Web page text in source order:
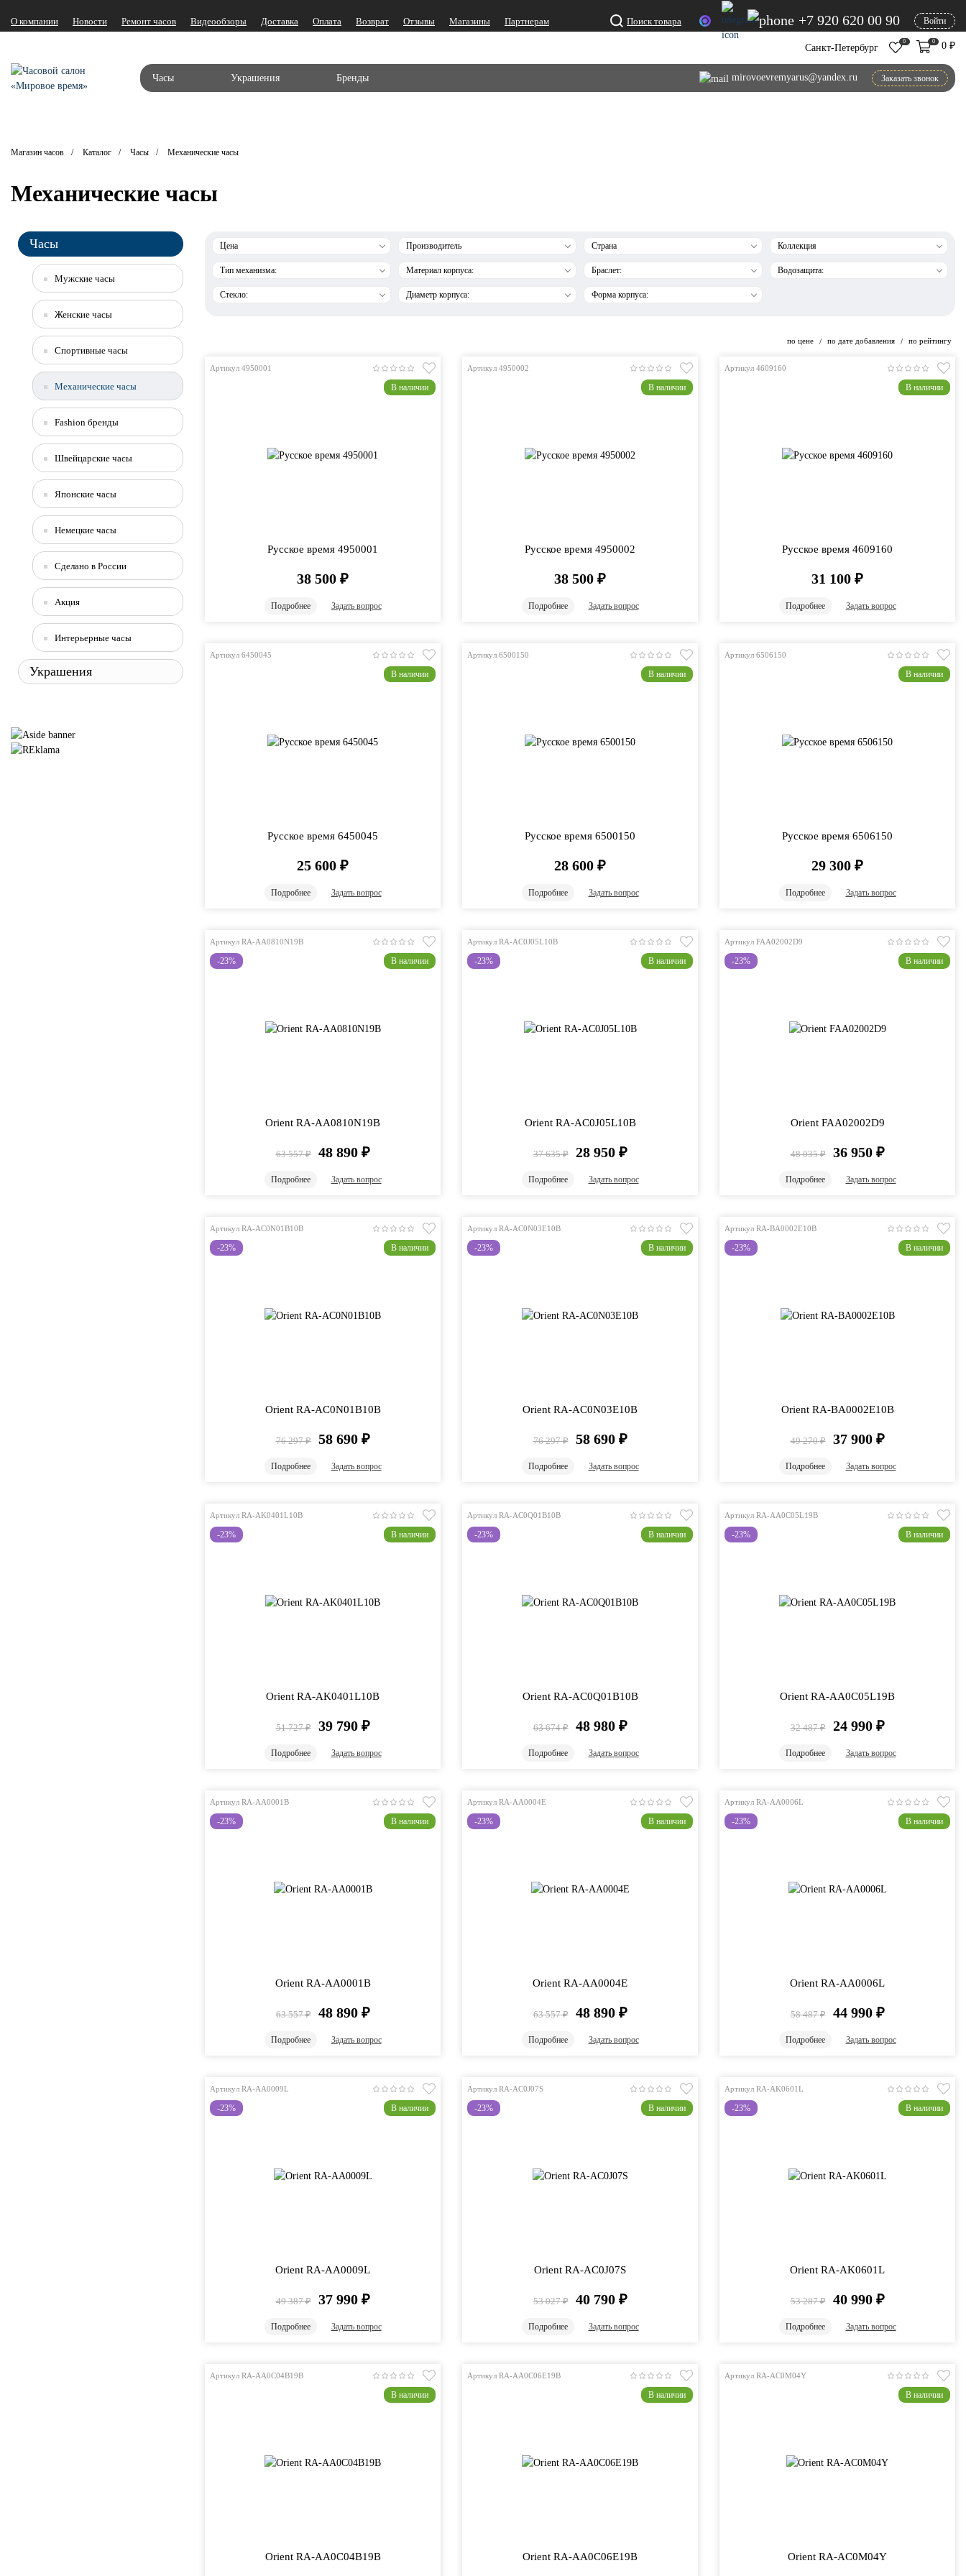
О компании Новости Ремонт часов Видеообзоры Доставка Оплата Возврат Отзывы Магазины Партнерам Поиск товара +7 920 620 00 90 Войти
Санкт-Петербург
0 0 0 ₽
Часы Украшения Бренды mirovoevremyarus@yandex.ru Заказать звонок
Магазин часов Каталог Часы Механические часы
Механические часы
Часы
Мужские часы
Женские часы
Спортивные часы
Механические часы
Fashion бренды
Швейцарские часы
Японские часы
Немецкие часы
Сделано в России
Акция
Интерьерные часы
Украшения
Цена Производитель Страна Коллекция
Тип механизма: Материал корпуса: Браслет: Водозащита:
Стекло: Диаметр корпуса: Форма корпуса:
по цене / по дате добавления / по рейтингу
Артикул 4950001
В наличии
Русское время 4950001
38 500 ₽
Подробнее Задать вопрос
Артикул 4950002
В наличии
Русское время 4950002
38 500 ₽
Подробнее Задать вопрос
Артикул 4609160
В наличии
Русское время 4609160
31 100 ₽
Подробнее Задать вопрос
Артикул 6450045
В наличии
Русское время 6450045
25 600 ₽
Подробнее Задать вопрос
Артикул 6500150
В наличии
Русское время 6500150
28 600 ₽
Подробнее Задать вопрос
Артикул 6506150
В наличии
Русское время 6506150
29 300 ₽
Подробнее Задать вопрос
Артикул RA-AA0810N19B
-23% В наличии
Orient RA-AA0810N19B
63 557 ₽ 48 890 ₽
Подробнее Задать вопрос
Артикул RA-AC0J05L10B
-23% В наличии
Orient RA-AC0J05L10B
37 635 ₽ 28 950 ₽
Подробнее Задать вопрос
Артикул FAA02002D9
-23% В наличии
Orient FAA02002D9
48 035 ₽ 36 950 ₽
Подробнее Задать вопрос
Артикул RA-AC0N01B10B
-23% В наличии
Orient RA-AC0N01B10B
76 297 ₽ 58 690 ₽
Подробнее Задать вопрос
Артикул RA-AC0N03E10B
-23% В наличии
Orient RA-AC0N03E10B
76 297 ₽ 58 690 ₽
Подробнее Задать вопрос
Артикул RA-BA0002E10B
-23% В наличии
Orient RA-BA0002E10B
49 270 ₽ 37 900 ₽
Подробнее Задать вопрос
Артикул RA-AK0401L10B
-23% В наличии
Orient RA-AK0401L10B
51 727 ₽ 39 790 ₽
Подробнее Задать вопрос
Артикул RA-AC0Q01B10B
-23% В наличии
Orient RA-AC0Q01B10B
63 674 ₽ 48 980 ₽
Подробнее Задать вопрос
Артикул RA-AA0C05L19B
-23% В наличии
Orient RA-AA0C05L19B
32 487 ₽ 24 990 ₽
Подробнее Задать вопрос
Артикул RA-AA0001B
-23% В наличии
Orient RA-AA0001B
63 557 ₽ 48 890 ₽
Подробнее Задать вопрос
Артикул RA-AA0004E
-23% В наличии
Orient RA-AA0004E
63 557 ₽ 48 890 ₽
Подробнее Задать вопрос
Артикул RA-AA0006L
-23% В наличии
Orient RA-AA0006L
58 487 ₽ 44 990 ₽
Подробнее Задать вопрос
Артикул RA-AA0009L
-23% В наличии
Orient RA-AA0009L
49 387 ₽ 37 990 ₽
Подробнее Задать вопрос
Артикул RA-AC0J07S
-23% В наличии
Orient RA-AC0J07S
53 027 ₽ 40 790 ₽
Подробнее Задать вопрос
Артикул RA-AK0601L
-23% В наличии
Orient RA-AK0601L
53 287 ₽ 40 990 ₽
Подробнее Задать вопрос
Артикул RA-AA0C04B19B
В наличии
Orient RA-AA0C04B19B
Артикул RA-AA0C06E19B
В наличии
Orient RA-AA0C06E19B
Артикул RA-AC0M04Y
В наличии
Orient RA-AC0M04Y